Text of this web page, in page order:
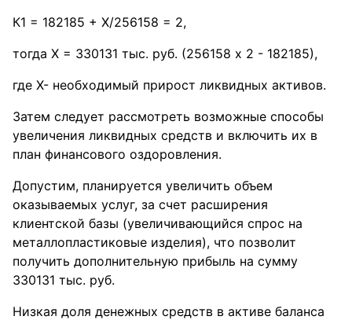
К1 = 182185 + Х/256158 = 2,
тогда Х = 330131 тыс. руб. (256158 х 2 - 182185),
где Х- необходимый прирост ликвидных активов.
Затем следует рассмотреть возможные способы
увеличения ликвидных средств и включить их в
план финансового оздоровления.
Допустим, планируется увеличить объем
оказываемых услуг, за счет расширения
клиентской базы (увеличивающийся спрос на
металлопластиковые изделия), что позволит
получить дополнительную прибыль на сумму
330131 тыс. руб.
Низкая доля денежных средств в активе баланса